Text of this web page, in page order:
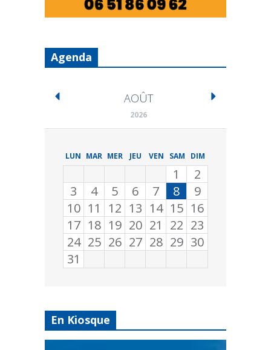
Agenda
AOÛT
2026
LUN MAR MER JEU VEN SAM DIM
1
2
3
4 5 6 7 8
9
10 11 12 13 14 15 16
17 18 19 20 21 22 23
24 25 26 27 28 29 30
31
En Kiosque